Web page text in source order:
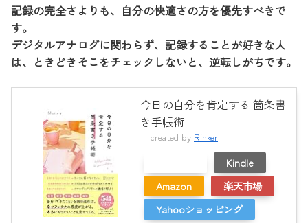
記録の完全さよりも、自分の快適さの方を優先すべきで
す。
デジタルアナログに関わらず、記録することが好きな人
は、ときどきそこをチェックしないと、逆転しがちです。
今日の自分を肯定する 箇条書
き手帳術
created by Rinker
Kindle
Amazon
楽天市場
Yahooショッピング